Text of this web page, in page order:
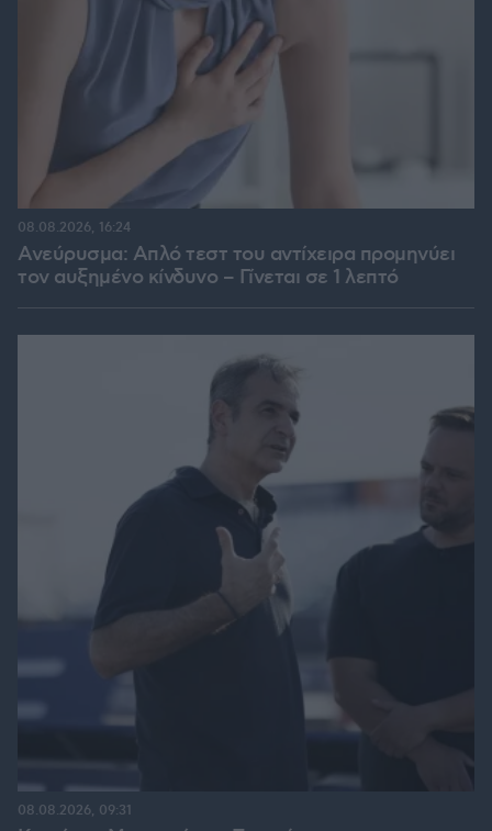
Ανεύρυσμα: Απλό τεστ του αντίχειρα προμηνύει
τον αυξημένο κίνδυνο – Γίνεται σε 1 λεπτό
08.08.2026, 16:24
08.08.2026, 09:31